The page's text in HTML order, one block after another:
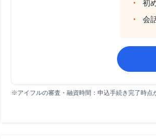
初
会
※アイフルの審査・融資時間：申込手続き完了時点